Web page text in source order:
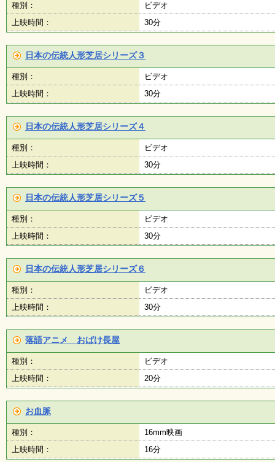
子
ど
も
け
イ
ベ
ン
ト
ガ
イ
ド
メ
ル
マ
ガ
録
よ
く
あ
る
ご
質
講
師
・
ン
ス
ト
ラ
ク
タ
種別：
ビデオ
上映時間：
30分
日本の伝統人形芝居シリーズ３
種別：
ビデオ
上映時間：
30分
日本の伝統人形芝居シリーズ４
種別：
ビデオ
上映時間：
30分
日本の伝統人形芝居シリーズ５
種別：
ビデオ
上映時間：
30分
日本の伝統人形芝居シリーズ６
種別：
ビデオ
上映時間：
30分
落語アニメ おばけ長屋
種別：
ビデオ
上映時間：
20分
お血脈
種別：
16mm映画
上映時間：
16分